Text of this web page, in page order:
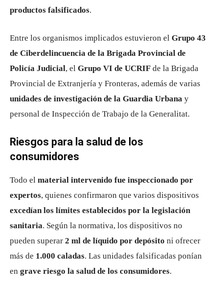
productos falsificados.
Entre los organismos implicados estuvieron el Grupo 43
de Ciberdelincuencia de la Brigada Provincial de
Policía Judicial, el Grupo VI de UCRIF de la Brigada
Provincial de Extranjería y Fronteras, además de varias
unidades de investigación de la Guardia Urbana y
personal de Inspección de Trabajo de la Generalitat.
Riesgos para la salud de los
consumidores
Todo el material intervenido fue inspeccionado por
expertos, quienes confirmaron que varios dispositivos
excedían los límites establecidos por la legislación
sanitaria. Según la normativa, los dispositivos no
pueden superar 2 ml de líquido por depósito ni ofrecer
más de 1.000 caladas. Las unidades falsificadas ponían
en grave riesgo la salud de los consumidores.